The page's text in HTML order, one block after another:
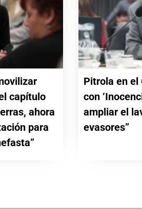
capítulo
ahora
para
Pitrola en el
con
ampliar el
evasores”